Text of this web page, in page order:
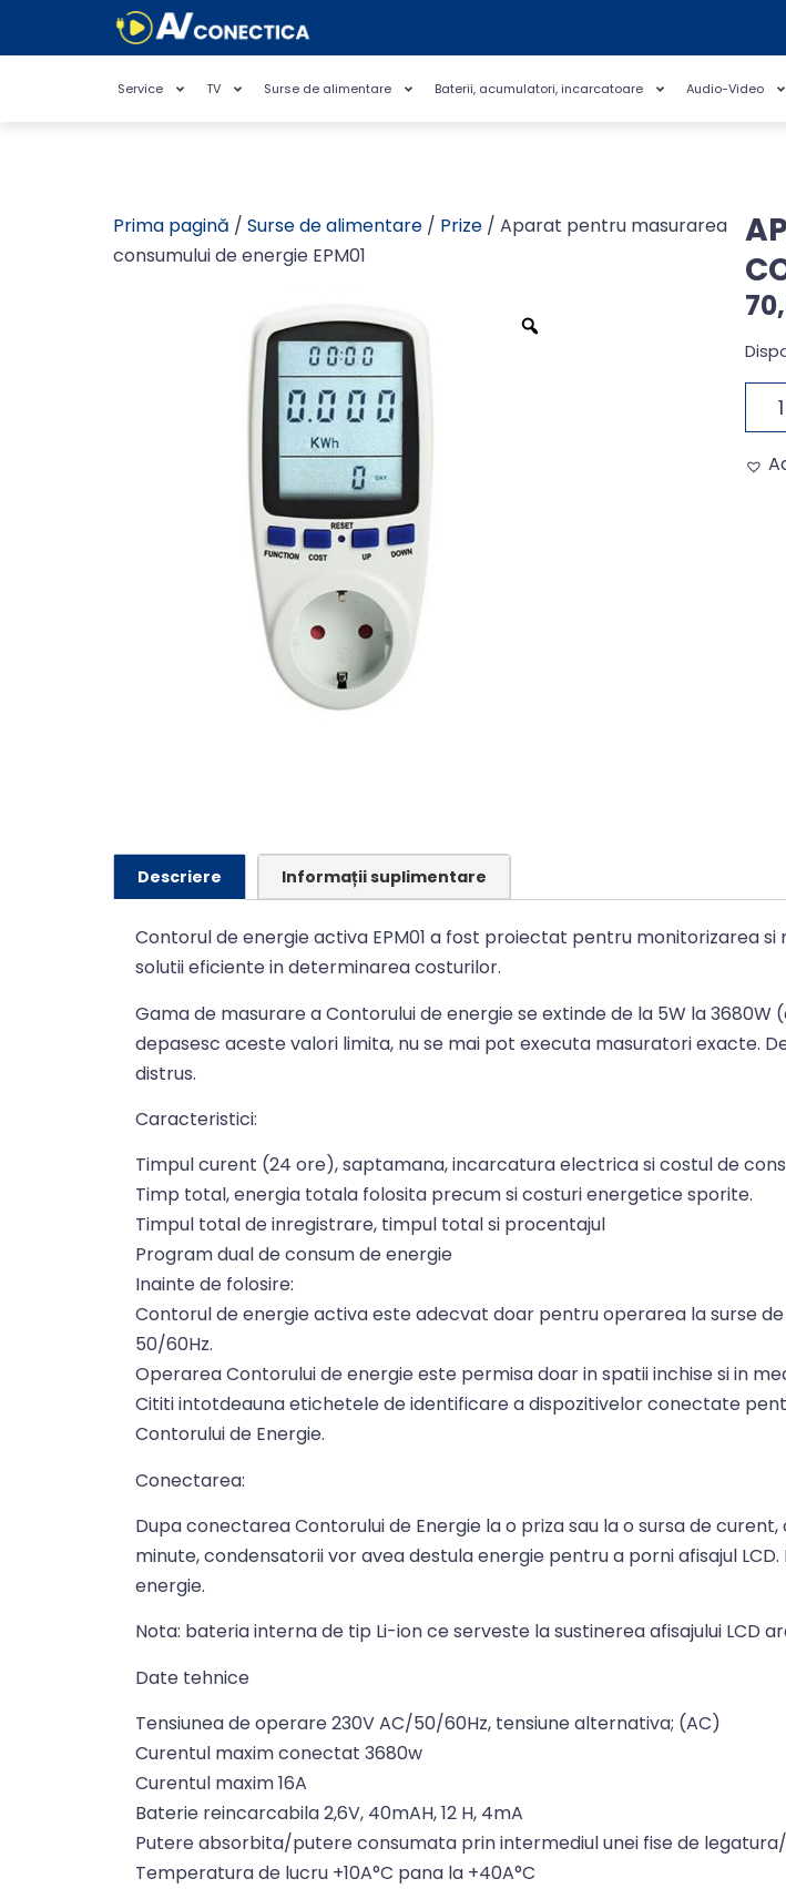
Service TV Surse de alimentare Baterii, acumulatori, incarcatoare Audio-Video
Prima pagină / Surse de alimentare / Prize / Aparat pentru masurarea
consumului de energie EPM01
Descriere Informații suplimentare
Contorul de energie activa EPM01 a fost proiectat pentru monitorizarea
solutii eficiente in determinarea costurilor.
Gama de masurare a Contorului de energie se extinde de la 5W la
depasesc aceste valori limita, nu se mai pot executa masuratori exacte.
distrus.
Caracteristici:
Timpul curent (24 ore), saptamana, incarcatura electrica si costul de
Timp total, energia totala folosita precum si costuri energetice sporite.
Timpul total de inregistrare, timpul total si procentajul
Program dual de consum de energie
Inainte de folosire:
Contorul de energie activa este adecvat doar pentru operarea la surse
50/60Hz.
Operarea Contorului de energie este permisa doar in spatii inchise si in
Cititi intotdeauna etichetele de identificare a dispozitivelor conectate
Contorului de Energie.
Conectarea:
Dupa conectarea Contorului de Energie la o priza sau la o sursa de
minute, condensatorii vor avea destula energie pentru a porni afisajul
energie.
Nota: bateria interna de tip Li-ion ce serveste la sustinerea afisajului LCD
Date tehnice
Tensiunea de operare 230V AC/50/60Hz, tensiune alternativa; (AC)
Curentul maxim conectat 3680w
Curentul maxim 16A
Baterie reincarcabila 2,6V, 40mAH, 12 H, 4mA
Putere absorbita/putere consumata prin intermediul unei fise de
Temperatura de lucru +10A°C pana la +40A°C